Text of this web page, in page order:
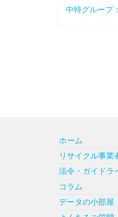
中特グループ
ホーム
リサイクル事業
法令・ガイドラ
コラム
データの小部屋